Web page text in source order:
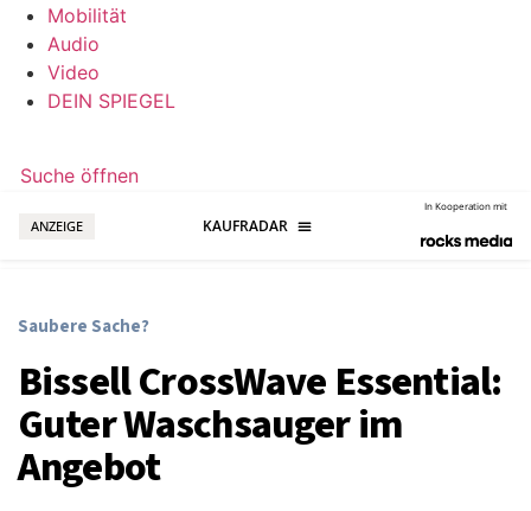
Mobilität
Audio
Video
DEIN SPIEGEL
Suche öffnen
ANZEIGE
In Kooperation mit
Saubere Sache?
Bissell CrossWave Essential:
Guter Waschsauger im
Angebot